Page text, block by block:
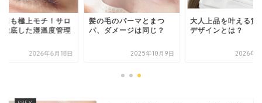
日も極上モチ！サロ
徹底した湿温度管理
2026年6月18日
髪の毛のパーマとまつ
パ、ダメージは同じ？
2025年10月9日
大人上品を叶える黄
デザインとは？
2026年1